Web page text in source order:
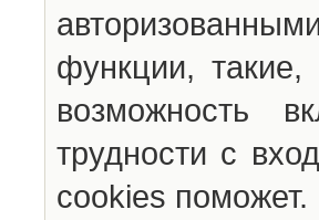
функции,
возможность
трудности с
cookies поможет.